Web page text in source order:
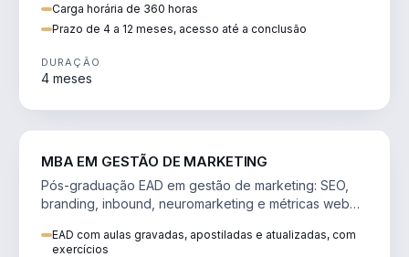
Carga horária de 360 horas
Prazo de 4 a 12 meses, acesso até a conclusão
DURAÇÃO
4 meses
MBA EM GESTÃO DE MARKETING
Pós-graduação EAD em gestão de marketing: SEO,
branding, inbound, neuromarketing e métricas web
EAD com aulas gravadas, apostiladas e atualizadas, com
exercícios